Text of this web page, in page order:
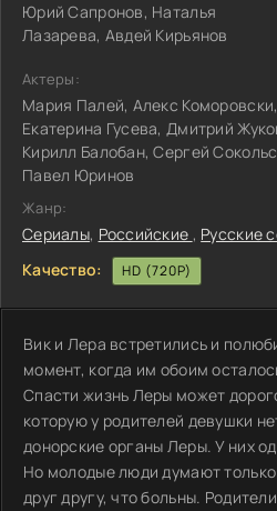
Юрий Сапронов, Наталья
Лазарева, Авдей Кирьянов
Актеры:
Мария Палей, Алекс
Екатерина Гусева, Дмитрий
Кирилл Балобан, Сергей
Павел Юринов
Жанр:
Сериалы, Российские , Русские
Качество:
HD (720P)
Вик и Лера встретились и
момент, когда им обоим
Спасти жизнь Леры может
которую у родителей девушки
донорские органы Леры. У них
Но молодые люди думают
друг другу, что больны.